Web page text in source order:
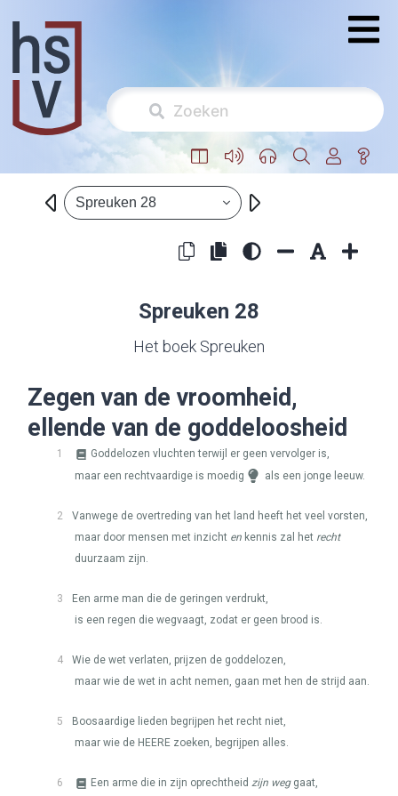
Spreuken 28
Spreuken 28
Het boek Spreuken
Zegen van de vroomheid,
ellende van de goddeloosheid
1
Goddelozen vluchten terwijl er geen vervolger is,
maar een rechtvaardige is moedig
als een jonge leeuw.
2
Vanwege de overtreding van het land heeft het veel vorsten,
maar door mensen met inzicht en kennis zal het recht
duurzaam zijn.
3
Een arme man die de geringen verdrukt,
is een regen die wegvaagt, zodat er geen brood is.
4
Wie de wet verlaten, prijzen de goddelozen,
maar wie de wet in acht nemen, gaan met hen de strijd aan.
5
Boosaardige lieden begrijpen het recht niet,
maar wie de HEERE zoeken, begrijpen alles.
6 Een arme die in zijn oprechtheid zijn weggaat,